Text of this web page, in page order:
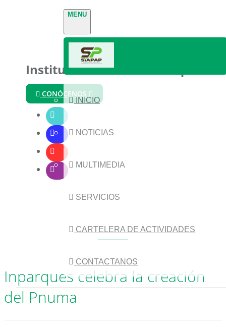
MENU
INICIO
NOTICIAS
MULTIMEDIA
SERVICIOS
CARTELERA DE ACTIVIDADES
CONTACTANOS
Instituto Nacional de Parques
CONÓCENOS
Inparques celebra la creación
del Pnuma